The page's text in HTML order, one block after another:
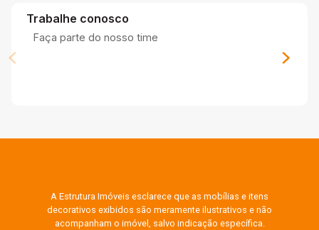
Trabalhe conosco
Faça parte do nosso time
A Estrutura Imóveis esclarece que as mobílias e itens
decorativos exibidos são meramente ilustrativos e não
acompanham o imóvel, salvo indicação específica.